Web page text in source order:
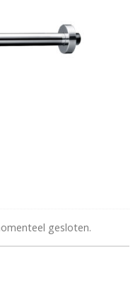
gesloten.